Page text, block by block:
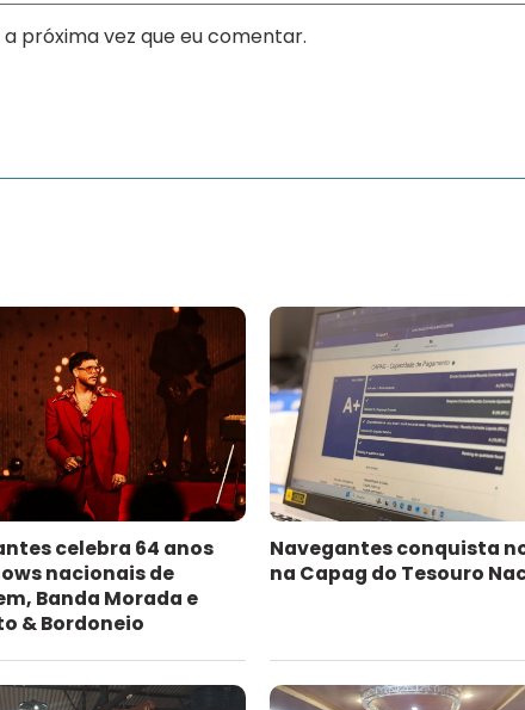
próxima vez que eu comentar.
celebra 64 anos
nacionais de
Banda Morada e
& Bordoneio
Navegantes conquista
na Capag do Tesouro